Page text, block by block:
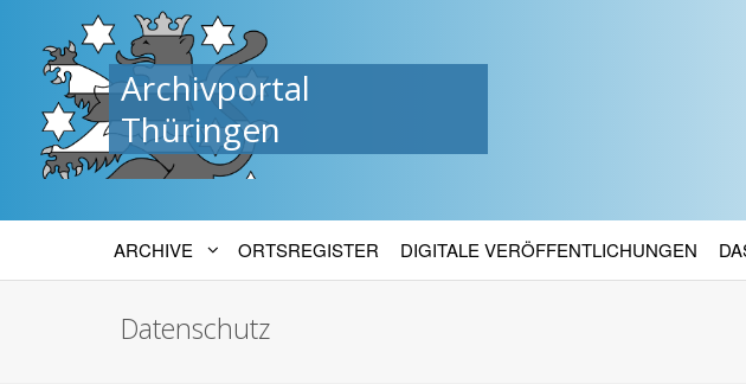
Archivportal
Thüringen
ARCHIVE ORTSREGISTER DIGITALE VERÖFFENTLICHUNGEN
Datenschutz